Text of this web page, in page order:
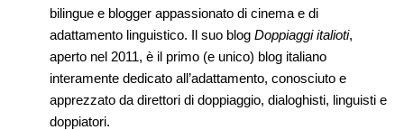
bilingue e blogger appassionato di cinema e di
adattamento linguistico. Il suo blog Doppiaggi italioti,
aperto nel 2011, è il primo (e unico) blog italiano
interamente dedicato all’adattamento, conosciuto e
apprezzato da direttori di doppiaggio, dialoghisti, linguisti e
doppiatori.